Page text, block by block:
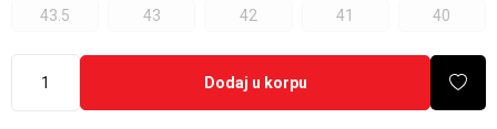
43.5 43 42 41 40
Dodaj u korpu